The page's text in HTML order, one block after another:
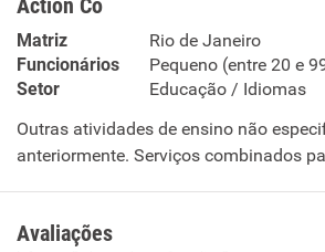
Action Co
Matriz
Rio de Janeiro
Funcionários
Pequeno (entre 20 e
Setor
Educação / Idiomas
Outras atividades de ensino não
anteriormente. Serviços combinados
Avaliações